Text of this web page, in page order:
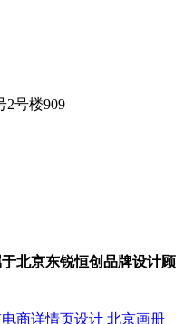
2号楼909
北京东锐恒创品牌设计顾
商详情页设计 北京画册